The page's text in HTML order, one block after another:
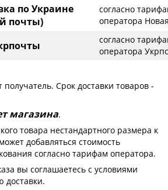
по Украине
почты)
согласно
оператора
согласно
оператора
получатель. Срок доставки товаров -
магазина.
товара нестандартного размера к
добавляться стоимость
согласно тарифам оператора.
вы соглашаетесь с условиями
доставки.